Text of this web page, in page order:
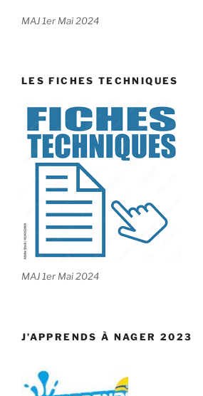
MAJ 1er Mai 2024
LES FICHES TECHNIQUES
MAJ 1er Mai 2024
J’APPRENDS À NAGER 2023